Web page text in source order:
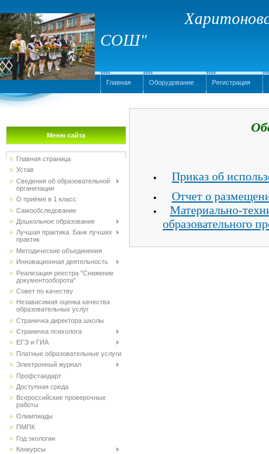
СОШ"
Главная Оборудование Регистрация
Меню сайта
Главная страница
Устав
Сведения об образовательной
организации
О приёме в 1 класс
Самообследование
Дошкольное образование
Лучшая практика. Банк лучших
практик
Методические объединения
Инновационная деятельность
Реализация реестра "Снижение
документооборота"
Совет по качеству
Независимая оценка качества
образовательных услуг
Страничка директора школы
Страничка психолога
ЕГЭ и ГИА
Платные образовательные услуги
Электронный журнал
Профстандарт
Доступная среда
Всероссийские проверочные
работы
Олимпиады
ПМПК
Год экологии
Конкурсы
Приказ об
Отчет о
Материально-
образовательного